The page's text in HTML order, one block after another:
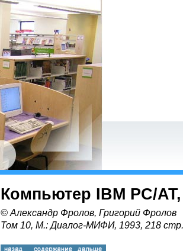
Компьютер IBM PC/
© Александр Фролов, Григорий Фролов
Том 10, М.: Диалог-МИФИ, 1993, 218 стр.